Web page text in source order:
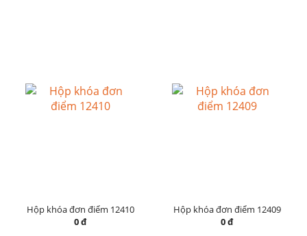
Hộp khóa đơn điểm 12410
0 đ
Hộp khóa đơn điểm 12409
0 đ